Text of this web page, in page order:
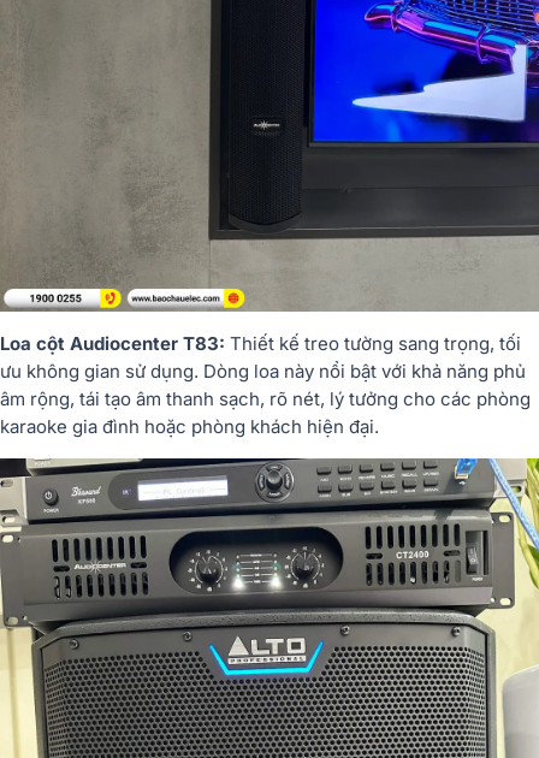
Loa cột Audiocenter T83: Thiết kế treo tường sang trọng, tối
ưu không gian sử dụng. Dòng loa này nổi bật với khả năng phủ
âm rộng, tái tạo âm thanh sạch, rõ nét, lý tưởng cho các phòng
karaoke gia đình hoặc phòng khách hiện đại.